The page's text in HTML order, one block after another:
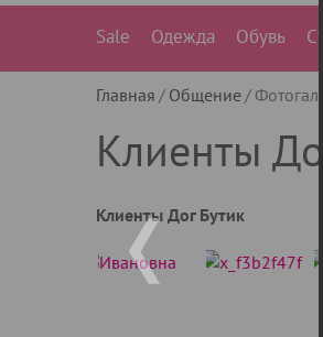
Sale Одежда Обувь
Главная Общение
Клиенты
Клиенты Дог Бутик